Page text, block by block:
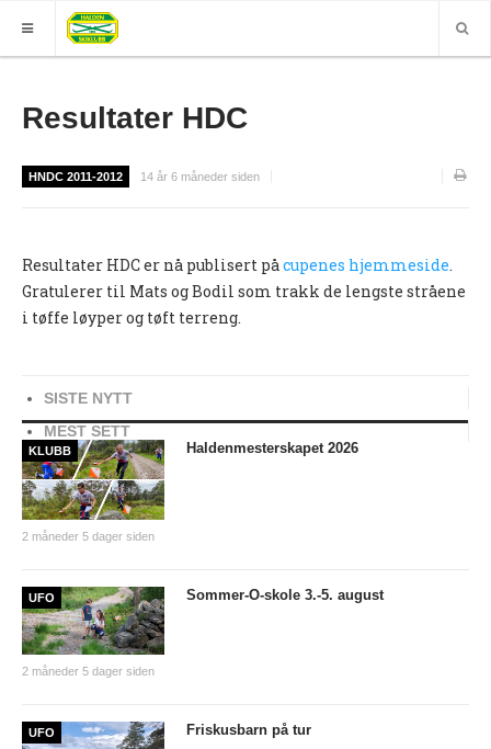
ELITE
Nyheter
Sesongplan
Join Halden?
Støtteapparat
UFO (2.-10. KLASSE)
Presentasjon UFO
Ny på o-løp?
Nybegynnerkurs
BREDDE
Resultater HDC
HNDC 2011-2012 14 år 6 måneder siden
Resultater HDC er nå publisert påcupenes hjemmeside.
Gratulerer til Mats og Bodil som trakk de lengste stråene
i tøffe løyper og tøft terreng.
SISTE NYTT
MEST SETT
KLUBB
2 måneder 5 dager siden
Haldenmesterskapet 2026
UFO
2 måneder 5 dager siden
Sommer-O-skole 3.-5. august
UFO Friskusbarn på tur